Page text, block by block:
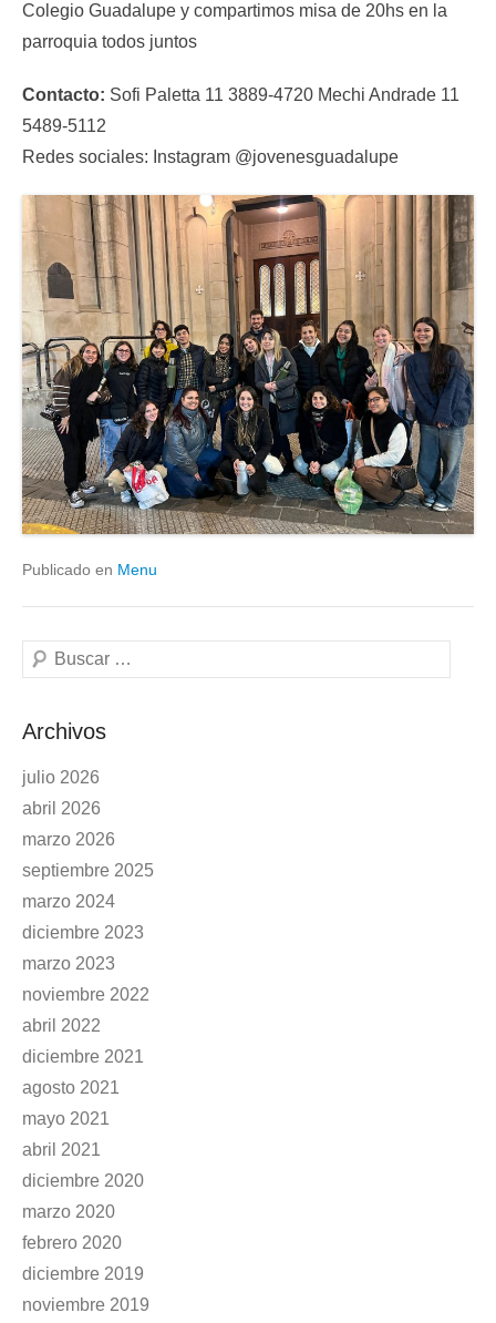
Colegio Guadalupe y compartimos misa de 20hs en la
parroquia todos juntos
Contacto: Sofi Paletta 11 3889-4720 Mechi Andrade 11
5489-5112
Redes sociales: Instagram @jovenesguadalupe
Publicado en Menu
Buscar
Archivos
julio 2026
abril 2026
marzo 2026
septiembre 2025
marzo 2024
diciembre 2023
marzo 2023
noviembre 2022
abril 2022
diciembre 2021
agosto 2021
mayo 2021
abril 2021
diciembre 2020
marzo 2020
febrero 2020
diciembre 2019
noviembre 2019